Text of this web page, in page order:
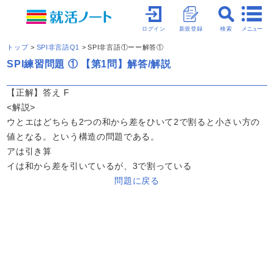
メニュー
検索
新規登録
ログイン
トップ SPI非言語Q1 SPI非言語①ーー解答①
SPI練習問題 ① 【第1問】解答/解説
【正解】答え F
<解説>
ウとエはどちらも2つの和から差をひいて2で割ると小さい方の
値となる。という構造の問題である。
アは引き算
イは和から差を引いているが、3で割っている
問題に戻る